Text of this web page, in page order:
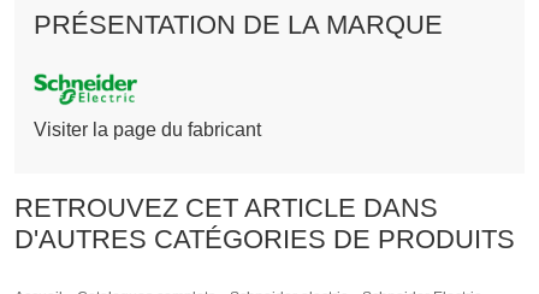
PRÉSENTATION DE LA MARQUE
Visiter la page du fabricant
RETROUVEZ CET ARTICLE DANS
D'AUTRES CATÉGORIES DE PRODUITS